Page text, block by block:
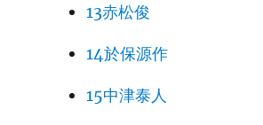
13赤松俊
14於保源作
15中津泰人